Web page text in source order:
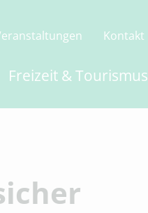
Freizeit & Tourismus
Kontakt